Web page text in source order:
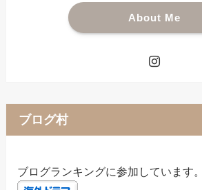
About Me
ブログ村
ブログランキングに参加しています。